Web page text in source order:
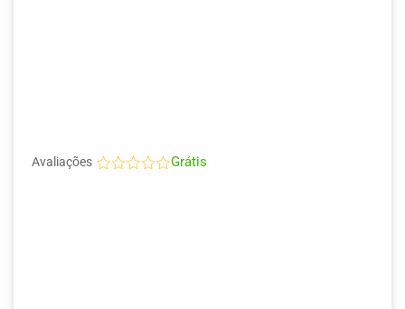
Avaliações Grátis